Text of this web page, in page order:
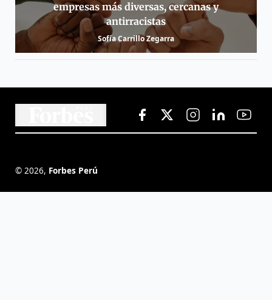
empresas más diversas, cercanas y
antirracistas
Sofía Carrillo Zegarra
© 2026, Forbes Perú